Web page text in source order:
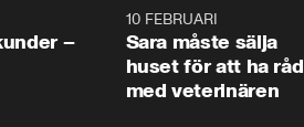
–
10 FEBRUARI
Sara måste sälja
huset för att ha råd
med veterinären